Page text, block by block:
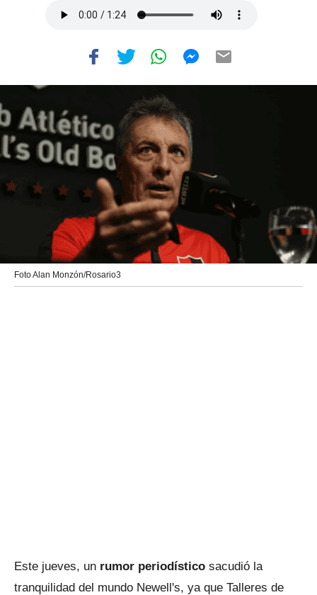
Foto Alan Monzón/Rosario3
Este jueves, un rumor periodístico sacudió la
tranquilidad del mundo Newell's, ya que Talleres de